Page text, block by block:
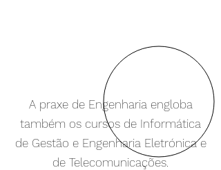
A praxe de Engenharia engloba
também os cursos de Informática
de Gestão e Engenharia Eletrónica e
de Telecomunicações.